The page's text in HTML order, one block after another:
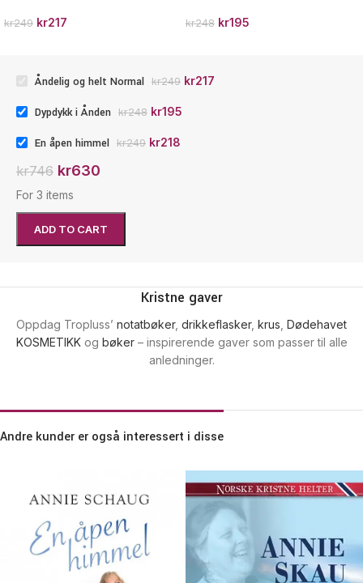
kr249 kr217 kr248 kr195
Åndelig og helt Normal kr249 kr217
Dypdykk i Ånden kr248 kr195
En åpen himmel kr249 kr218
kr746 kr630
For 3 items
ADD TO CART
Kristne gaver
Oppdag Tropluss’ notatbøker, drikkeflasker, krus Dødehavet
KOSMETIKKog bøker– inspirerende gaver som passer til alle
anledninger.
Andre kunder er også interessert i disse